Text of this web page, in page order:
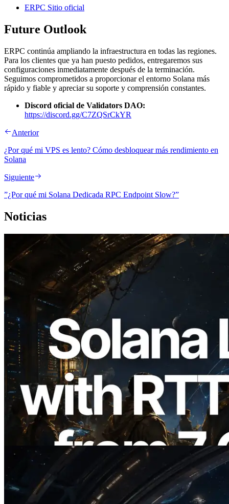
ERPC Sitio oficial
Future Outlook
ERPC continúa ampliando la infraestructura en todas las regiones.
Para los clientes que ya han puesto pedidos, entregaremos sus
configuraciones inmediatamente después de la terminación.
Seguimos comprometidos a proporcionar el entorno Solana más
rápido y fiable y apreciar su soporte y comprensión constantes.
Discord oficial de Validators DAO:
https://discord.gg/C7ZQSrCkYR
Anterior
¿Por qué mi VPS es lento? Cómo desbloquear más rendimiento en
Solana
Siguiente
”¿Por qué mi Solana Dedicada RPC Endpoint Slow?”
Noticias
2026.08.05
ERPC amplía la Leader Slot API de
Solana con medición de ping desde 7
regiones globales — También se lanza la
Validators Information API
Leer este artículo